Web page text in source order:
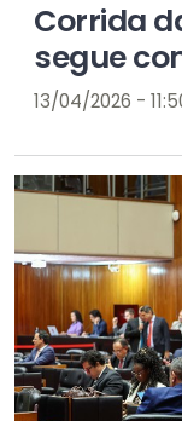
Corrida
segue
13/04/2026 -